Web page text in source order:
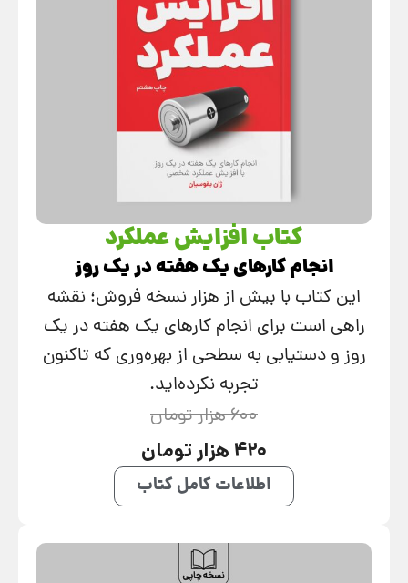
کتاب افزایش عملکرد
انجام کارهای یک هفته در یک روز
این کتاب با بیش از هزار نسخه فروش؛ نقشه
راهی است برای انجام کارهای یک هفته در یک
روز و دستیابی به سطحی از بهره‌وری که تاکنون
تجربه نکرده‌اید.
600 هزار تومان
420 هزار تومان
اطلاعات کامل کتاب